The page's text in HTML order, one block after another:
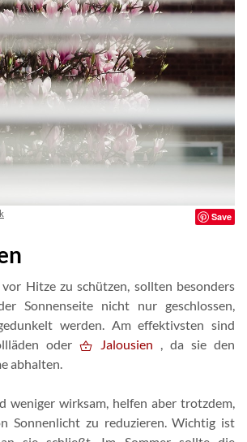
Save
Hitze zu schützen, sollten besonders
Sonnenseite nicht nur geschlossen,
werden. Am effektivsten sind
oder
Jalousien , da sie den
abhalten.
weniger wirksam, helfen aber trotzdem,
Sonnenlicht zu reduzieren. Wichtig ist